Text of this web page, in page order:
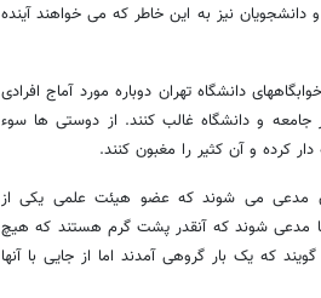
نیز به این خاطر که می خواهند آینده
دانشگاه تهران دوباره مورد آماج افرادی
جامعه و دانشگاه غالب کنند. از دوستی ها سوء
کرده و آن کثیر را مغبون کنند.
برخی از اعضای آن مدعی می شوند که عضو هیئت علمی یکی از
مدعی شوند که آنقدر پشت گرم هستند که هیچ
که یک بار گروهی آمدند اما از جایی با آنها